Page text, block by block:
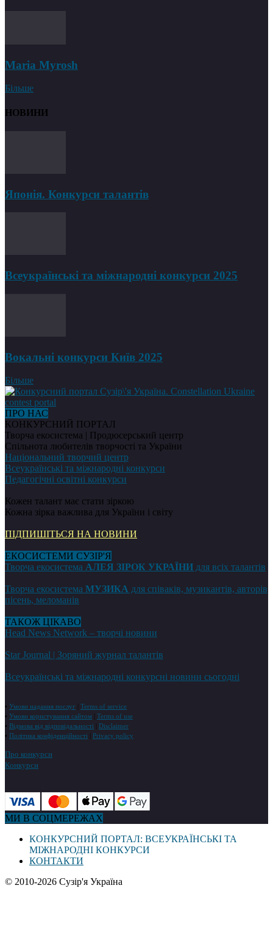
Maria Myrosh
Більше
НОВИНИ
Японія. Конкурси талантів
Всеукраїнські та міжнародні конкурси 2025
Вокальні конкурси Київ 2025
Більше
ПРО НАС
КОНКУРСНИЙ ПОРТАЛ
Творча екосистема | Продюсерський центр
Спільнота любителів творчості та України
Національний творчий центр
Всеукраїнські та міжнародні конкурси
Педагогічні освітні конкурси
Кожен талант має стати зіркою
Кожна зірка важлива для України і світу
ПІДПИШІТЬСЯ НА НОВИНИ
ЕКОСИСТЕМИ СУЗІР'Я
Творча екосистема АЛЕЯ ЗІРОК УКРАЇНИ для всіх талантів
Творча екосистема МУЗИКА для співаків, музикантів, авторів
пісень, меломанів
ТАКОЖ ЦІКАВО
Head News Network – творчі новини
Star Journal | Зоряний журнал талантів
Всеукраїнські та міжнародні конкурсні новини сьогодні
• Умови надання послуг
Terms of service
• Умови користування сайтом
Terms of use
• Відмова від відповідальності
Disclaimer
• Політика конфіденційності Privacy policy
Про конкурси
Конкурси
МИ В СОЦМЕРЕЖАХ
КОНКУРСНИЙ ПОРТАЛ: ВСЕУКРАЇНСЬКІ ТА
МІЖНАРОДНІ КОНКУРСИ
КОНТАКТИ
© 2010-2026 Сузір'я Україна